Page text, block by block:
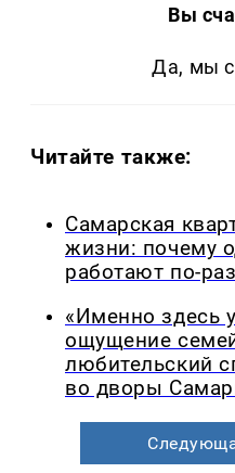
Вы
Да, мы
Читайте также:
Самарская
жизни: почему
работают по-
«Именно здесь
ощущение
любительский
во дворы